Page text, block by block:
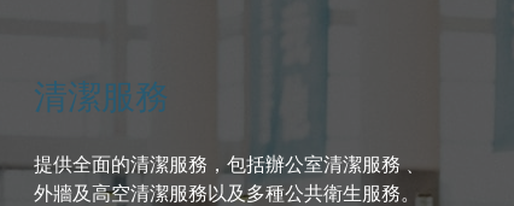
清潔服務
提供全面的清潔服務，包括辦公室清潔服務﹑
外牆及高空清潔服務以及多種公共衛生服務。